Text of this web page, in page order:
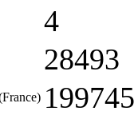
4
28493
199745